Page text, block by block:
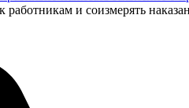
и соизмерять